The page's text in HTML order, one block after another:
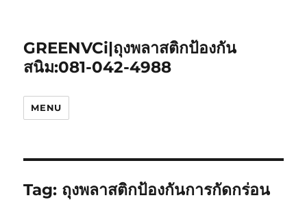
GREENVCi|ถุงพลาสติกป้องกัน
สนิม:081-042-4988
MENU
Tag: ถุงพลาสติกป้องกันการกัดกร่อน